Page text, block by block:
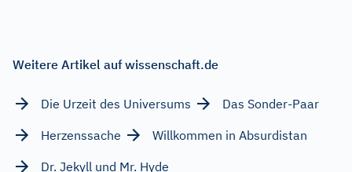
Weitere Artikel auf wissenschaft.de
Die Urzeit des Universums
Das Sonder-Paar
Herzenssache
Willkommen in Absurdistan
Dr. Jekyll und Mr. Hyde